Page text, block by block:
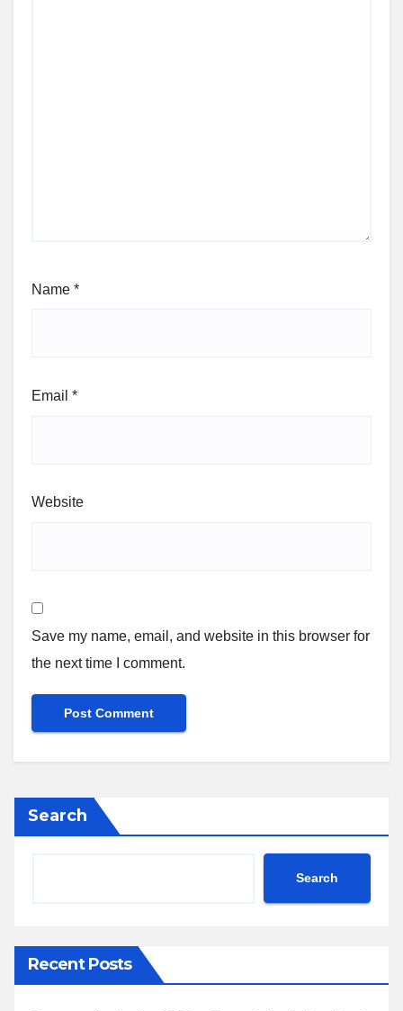
Name *
Email *
Website
Save my name, email, and website in this browser for
the next time I comment.
Search
Search
Recent Posts